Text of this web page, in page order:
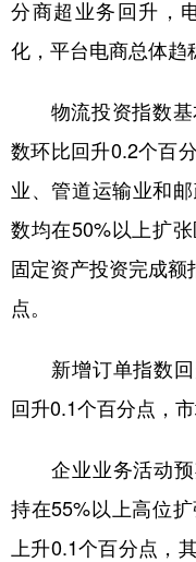
四川 贵
陕西 甘
新疆 内蒙
多语种频道
English
Русский язык
分商超业务回升，
化，平台电商总体趋
物流投资指数基
数环比回升0.2个百
业、管道运输业和
数均在50%以上扩
固定资产投资完成额
点。
新增订单指数回
回升0.1个百分点，
企业业务活动预
持在55%以上高位
上升0.1个百分点，